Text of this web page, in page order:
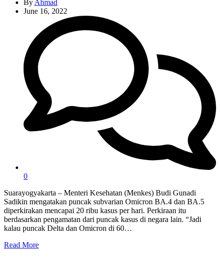
By Ahmad
June 16, 2022
0
Suarayogyakarta – Menteri Kesehatan (Menkes) Budi Gunadi
Sadikin mengatakan puncak subvarian Omicron BA.4 dan BA.5
diperkirakan mencapai 20 ribu kasus per hari. Perkiraan itu
berdasarkan pengamatan dari puncak kasus di negara lain. “Jadi
kalau puncak Delta dan Omicron di 60…
Read More